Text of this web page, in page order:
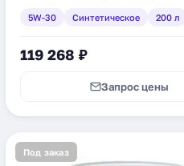
5W-30 Синтетическое 200 л
119 268 ₽
Запрос цены
Под заказ